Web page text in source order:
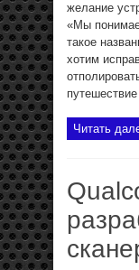
желание
«Мы
такое
хотим
Читать